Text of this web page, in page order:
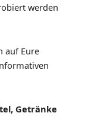
werden
auf Eure
Getränke